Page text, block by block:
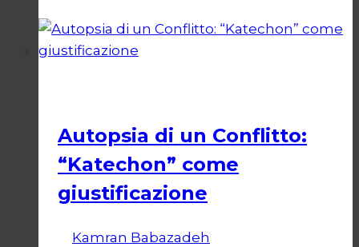
del
Diritto
Autopsia di un Conflitto:
“Katechon” come
giustificazione
Kamran Babazadeh